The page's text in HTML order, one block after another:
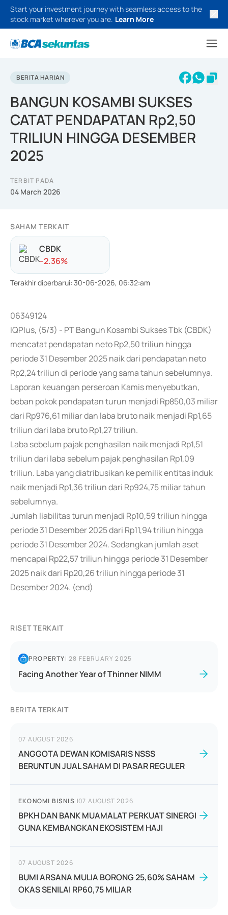
Start your investment journey with seamless access to the
stock market wherever you are. Learn More
BERITA HARIAN
BANGUN KOSAMBI SUKSES
CATAT PENDAPATAN Rp2,50
TRILIUN HINGGA DESEMBER
2025
TERBIT PADA
04 March 2026
SAHAM TERKAIT
CBDK
--2.36%
Terakhir diperbarui: 30-06-2026, 06:32:am
06349124
IQPlus, (5/3) - PT Bangun Kosambi Sukses Tbk (CBDK)
mencatat pendapatan neto Rp2,50 triliun hingga
periode 31 Desember 2025 naik dari pendapatan neto
Rp2,24 triliun di periode yang sama tahun sebelumnya.
Laporan keuangan perseroan Kamis menyebutkan,
beban pokok pendapatan turun menjadi Rp850,03 miliar
dari Rp976,61 miliar dan laba bruto naik menjadi Rp1,65
triliun dari laba bruto Rp1,27 triliun.
Laba sebelum pajak penghasilan naik menjadi Rp1,51
triliun dari laba sebelum pajak penghasilan Rp1,09
triliun. Laba yang diatribusikan ke pemilik entitas induk
naik menjadi Rp1,36 triliun dari Rp924,75 miliar tahun
sebelumnya.
Jumlah liabilitas turun menjadi Rp10,59 triliun hingga
periode 31 Desember 2025 dari Rp11,94 triliun hingga
periode 31 Desember 2024. Sedangkan jumlah aset
mencapai Rp22,57 triliun hingga periode 31 Desember
2025 naik dari Rp20,26 triliun hingga periode 31
Desember 2024. (end)
RISET TERKAIT
PROPERTY|28 FEBRUARY 2025
Facing Another Year of Thinner NIMM
BERITA TERKAIT
07 AUGUST 2026
ANGGOTA DEWAN KOMISARIS NSSS
BERUNTUN JUAL SAHAM DI PASAR REGULER
EKONOMI BISNIS |07 AUGUST 2026
BPKH DAN BANK MUAMALAT PERKUAT SINERGI
GUNA KEMBANGKAN EKOSISTEM HAJI
07 AUGUST 2026
BUMI ARSANA MULIA BORONG 25,60% SAHAM
OKAS SENILAI RP60,75 MILIAR